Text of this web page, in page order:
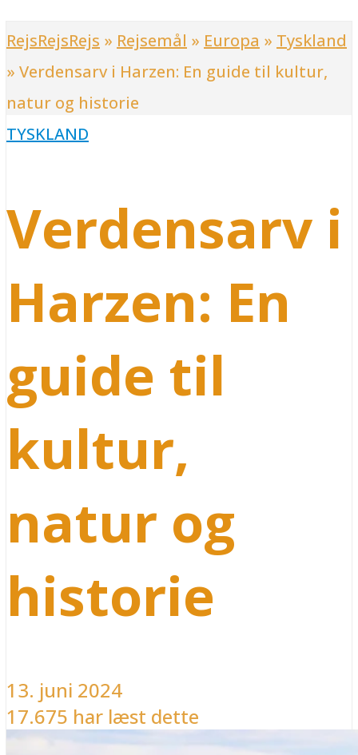
RejsRejsRejs » Rejsemål » Europa » Tyskland
» Verdensarv i Harzen: En guide til kultur,
natur og historie
TYSKLAND
Verdensarv i
Harzen: En
guide til
kultur,
natur og
historie
13. juni 2024
17.675 har læst dette